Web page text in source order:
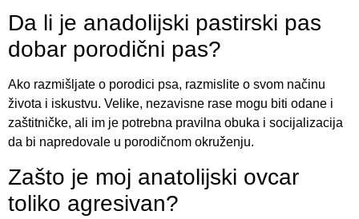
Da li je anadolijski pastirski pas
dobar porodični pas?
Ako razmišljate o porodici psa, razmislite o svom načinu
života i iskustvu. Velike, nezavisne rase mogu biti odane i
zaštitničke, ali im je potrebna pravilna obuka i socijalizacija
da bi napredovale u porodičnom okruženju.
Zašto je moj anatolijski ovcar
toliko agresivan?